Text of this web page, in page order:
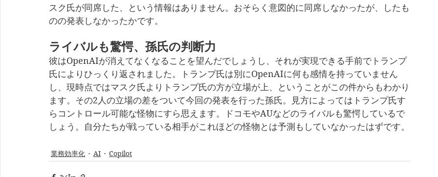
スク氏が同席した、という情報はありません。おそらく意図的に同席しなかったが、したも
のの発表しなかったかです。
ライバルも驚愕、孫氏の判断力
彼はOpenAIが消えてなくなることを望んだでしょうし、それが実現できる手前でトランプ
氏によりひっくり返されました。トランプ氏は別にOpenAIに何も感情を持っていません
し、現時点ではマスク氏よりトランプ氏の方が立場が上、ということがこの件からもわかり
ます。その2人の立場の差をついて今回の発表を行った孫氏。見方によってはトランプ氏す
らコントロール可能な怪物にすら思えます。ドコモやAUなどのライバルも驚愕しているで
しょう。自分たちが戦っている相手がこれほどの怪物とは予測もしていなかったはずです。
業務効率化 AI Copilot